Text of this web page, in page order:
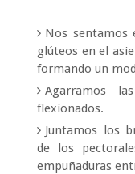
Nos sentamos
glúteos en el
formando un
Agarramos
flexionados.
Juntamos los
de los
empuñaduras